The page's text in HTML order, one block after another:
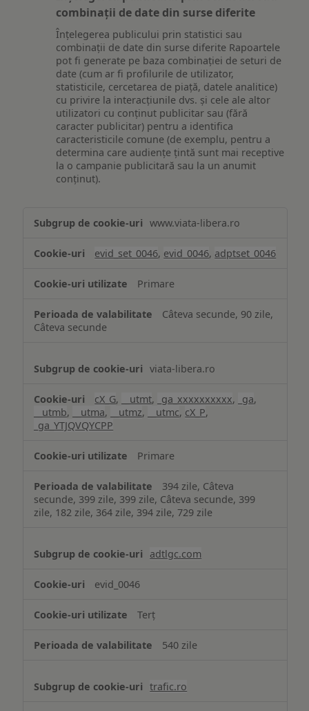
combinații de date din surse diferite
Înțelegerea publicului prin statistici sau
combinații de date din surse diferite Rapoartele
pot fi generate pe baza combinației de seturi de
date (cum ar fi profilurile de utilizator,
statisticile, cercetarea de piață, datele analitice)
cu privire la interacțiunile dvs. și cele ale altor
utilizatori cu conținut publicitar sau (fără
caracter publicitar) pentru a identifica
caracteristicile comune (de exemplu, pentru a
determina care audiențe țintă sunt mai receptive
la o campanie publicitară sau la un anumit
conținut).
www.viata-libera.ro
evid_set_0046, evid_0046, adptset_0046
Primare
Câteva secunde, 90 zile,
Câteva secunde
viata-libera.ro
cX_G, __utmt, _ga_xxxxxxxxxx, _ga,
__utmb, __utma, __utmz, __utmc, cX_P,
_ga_YTJQVQYCPP
Primare
394 zile, Câteva
secunde, 399 zile, 399 zile, Câteva secunde, 399
zile, 182 zile, 364 zile, 394 zile, 729 zile
adtlgc.com
evid_0046
Terț
540 zile
trafic.ro